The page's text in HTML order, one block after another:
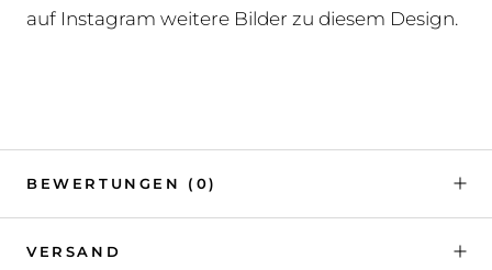
auf Instagram weitere Bilder zu diesem Design.
BEWERTUNGEN (0)
VERSAND